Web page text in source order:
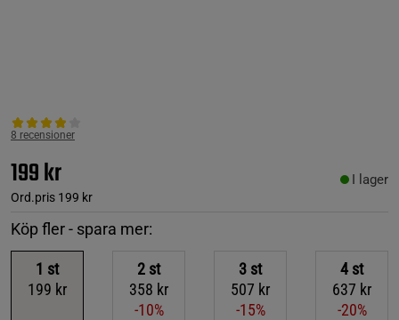
8 recensioner
199 kr
Ord.pris 199 kr
I lager
Köp fler - spara mer:
1 st
199 kr
2 st
358 kr
-10%
3 st
507 kr
-15%
4 st
637 kr
-20%